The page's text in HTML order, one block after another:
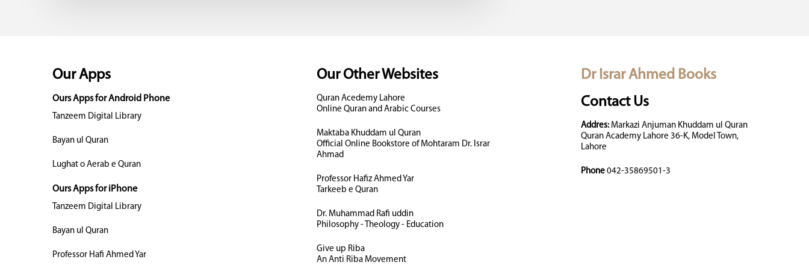
Dr Israr Ahmed Books
Contact Us
Addres:Markazi Anjuman Khuddam ul Quran
Quran Academy Lahore 36-K, Model Town,
Lahore
Phone 042-35869501-3
Our Other Websites
Quran Acedemy Lahore
Online Quran and Arabic Courses
Maktaba Khuddam ul Quran
Official Online Bookstore of Mohtaram Dr. Israr
Ahmad
Professor Hafiz Ahmed Yar
Tarkeeb e Quran
Dr. Muhammad Rafi uddin
Philosophy - Theology - Education
Give up Riba
An Anti Riba Movement
Our Apps
Ours Apps for Android Phone
Tanzeem Digital Library
Bayan ul Quran
Lughat o Aerab e Quran
Ours Apps for iPhone
Tanzeem Digital Library
Bayan ul Quran
Professor Hafi Ahmed Yar